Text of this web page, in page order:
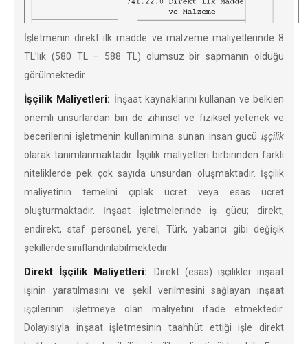
İşletmenin direkt ilk madde ve malzeme maliyetlerinde 8
TL’lık (580 TL – 588 TL) olumsuz bir sapmanın olduğu
görülmektedir.
İşçilik Maliyetleri: İnşaat kaynaklarını kullanan ve belkien
önemli unsurlardan biri de zihinsel ve fiziksel yetenek ve
becerilerini işletmenin kullanımına sunan insan gücü işçilik
olarak tanımlanmaktadır. İşçilik maliyetleri birbirinden farklı
niteliklerde pek çok sayıda unsurdan oluşmaktadır. İşçilik
maliyetinin temelini çıplak ücret veya esas ücret
oluşturmaktadır. İnşaat işletmelerinde iş gücü; direkt,
endirekt, staf personel, yerel, Türk, yabancı gibi değişik
şekillerde sınıflandırılabilmektedir.
Direkt İşçilik Maliyetleri:
Direkt (esas) işçilikler inşaat
işinin yaratılmasını ve şekil verilmesini sağlayan inşaat
işçilerinin işletmeye olan maliyetini ifade etmektedir.
Dolayısıyla inşaat işletmesinin taahhüt ettiği işle direkt